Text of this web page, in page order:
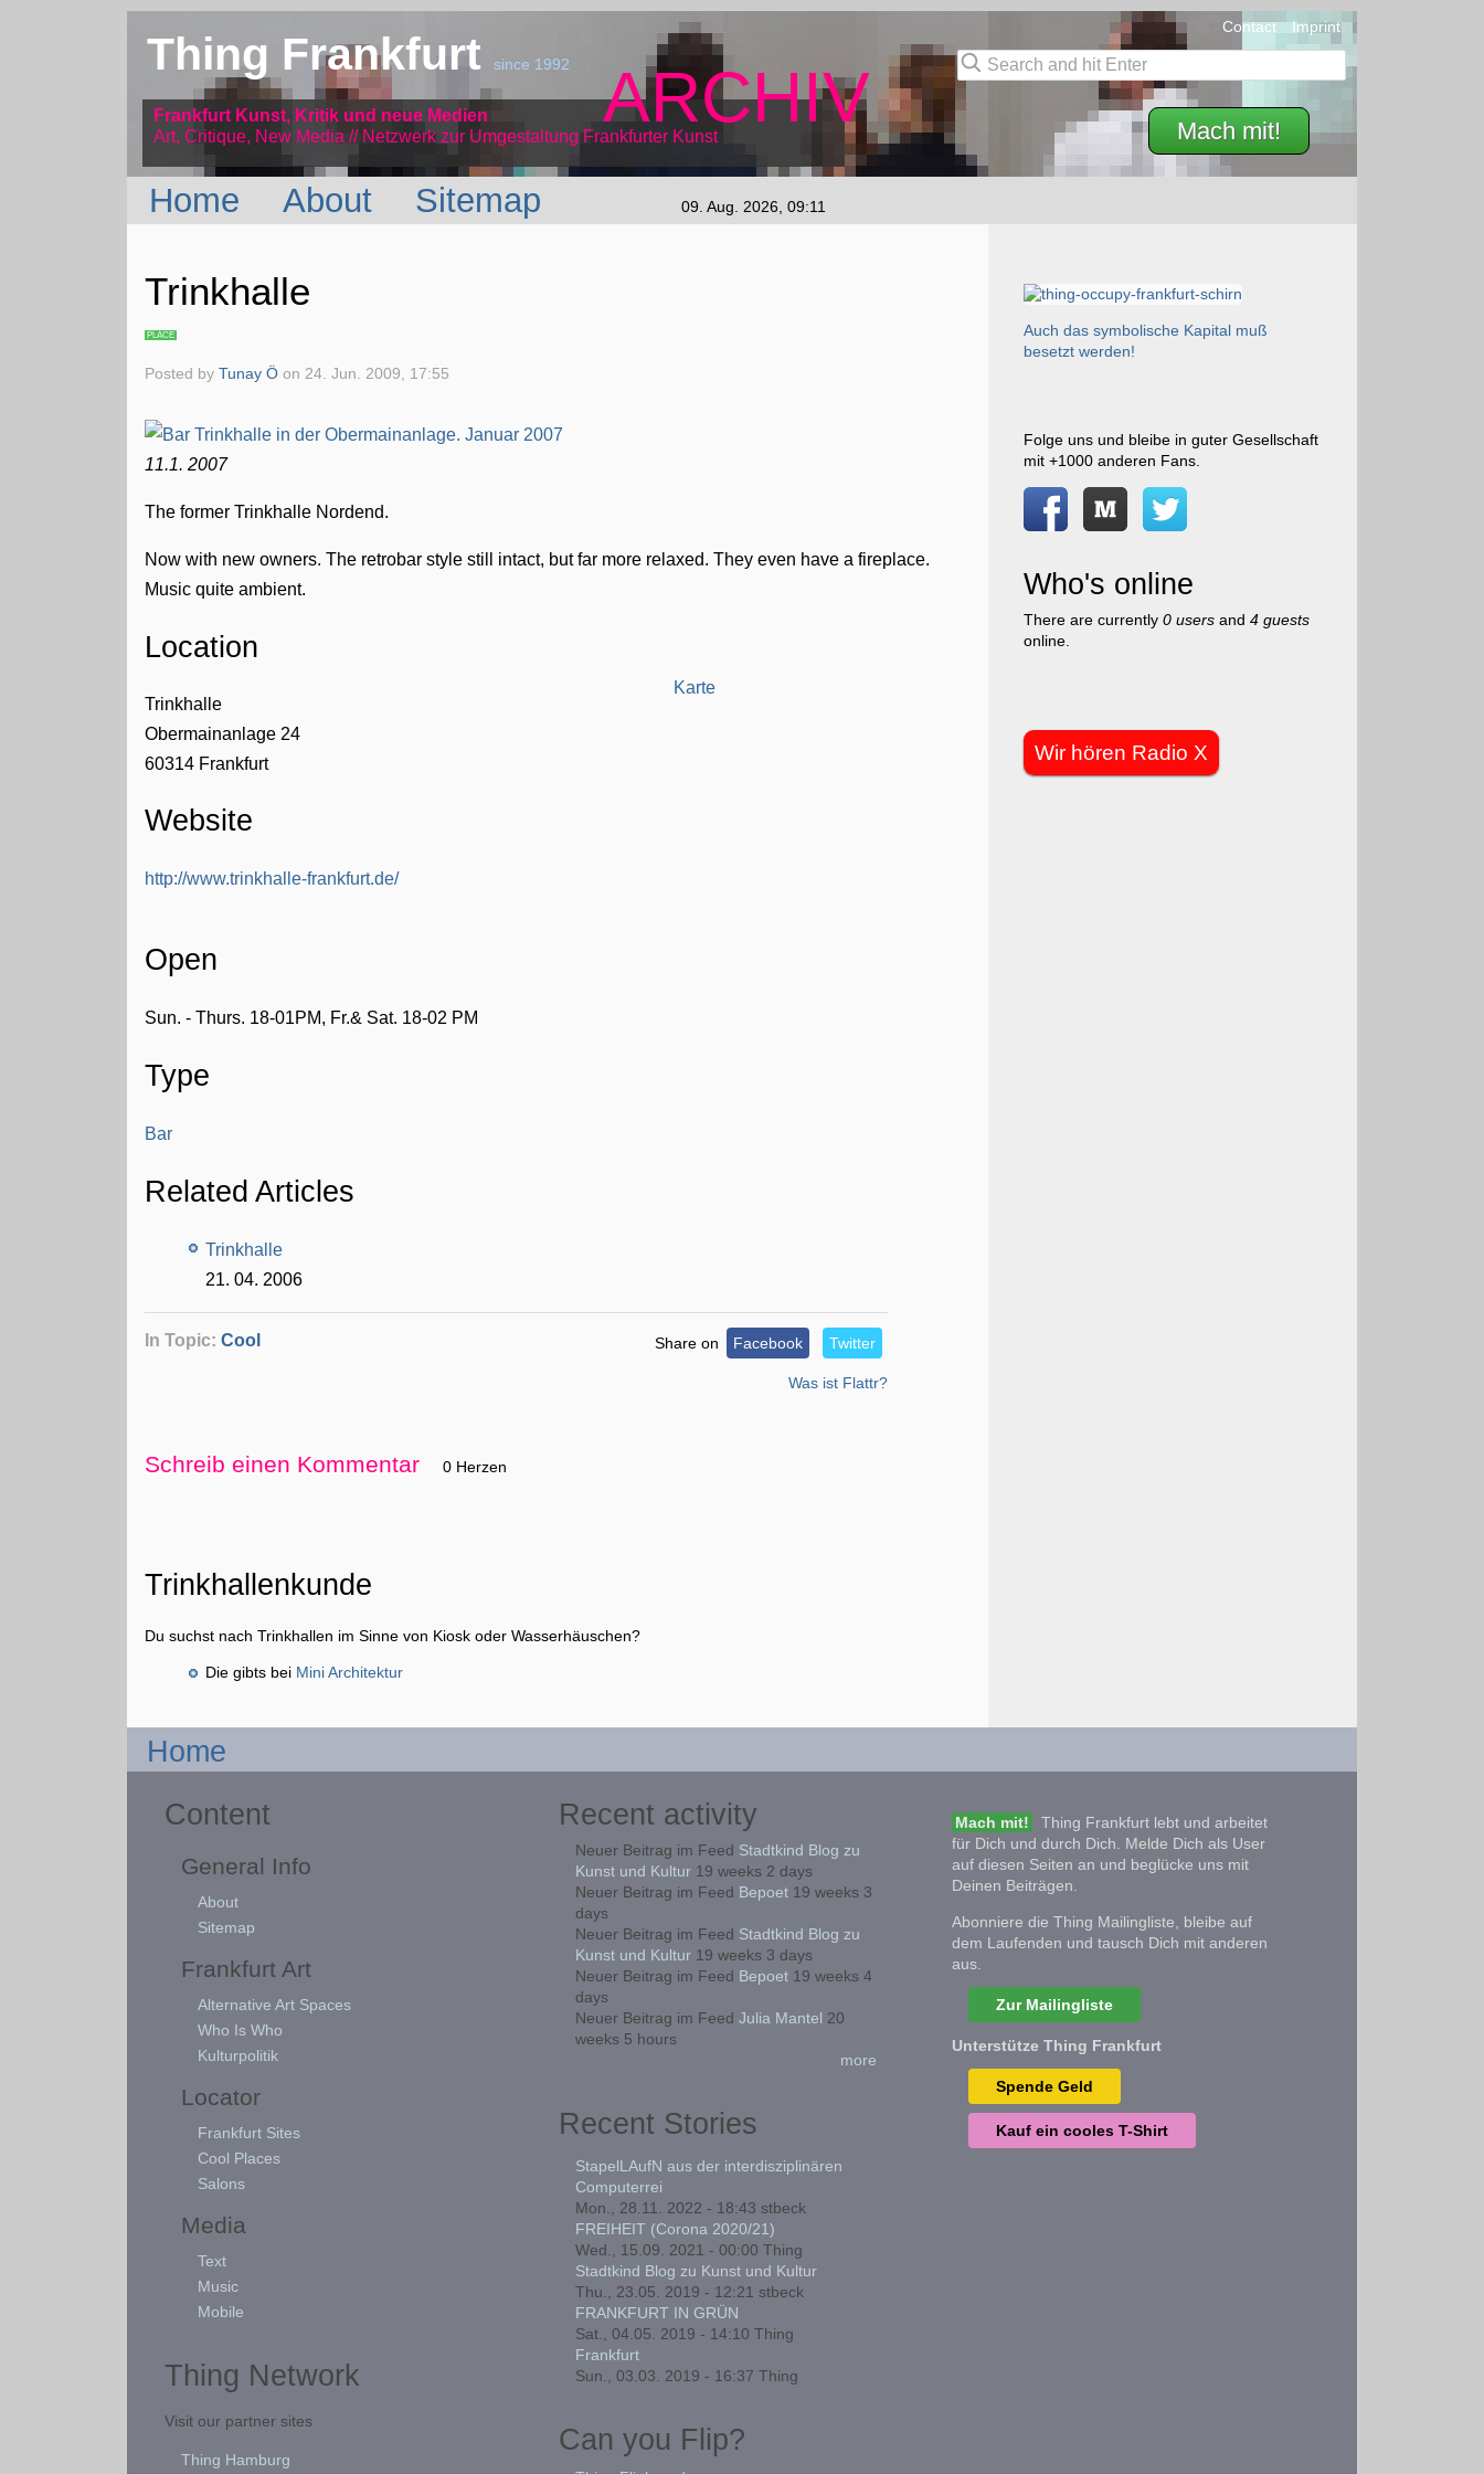
Thing Frankfurtsince 1992
Frankfurt Kunst, Kritik und neue Medien
Art, Critique, New Media // Netzwerk
ARCHIV
zur Umgestaltung Frankfurter Kunst Mach mit!
Contact Imprint
Home About Sitemap 09. Aug. 2026, 09:11
Trinkhalle
PLACE
Posted byTunay Ö on24. Jun. 2009, 17:55
11.1. 2007
The former Trinkhalle Nordend.
Now with new owners. The retrobar style still intact, but far more relaxed. They even have a fireplace.
Music quite ambient.
Location
Trinkhalle
Obermainanlage 24
60314 Frankfurt
Website
http://www.trinkhalle-frankfurt.de/
Karte
Open
Sun. - Thurs. 18-01PM, Fr.& Sat. 18-02 PM
Type
Bar
Related Articles
Trinkhalle
21. 04. 2006
In Topic:Cool Share on Facebook Twitter
Was ist Flattr?
Schreib einen Kommentar 0 Herzen
Trinkhallenkunde
Du suchst nach Trinkhallen im Sinne von Kiosk oder Wasserhäuschen?
Die gibts bei Mini Architektur
Auch das symbolische Kapital muß
besetzt werden!
Folge uns und bleibe in guter Gesellschaft
mit +1000 anderen Fans.
Who's online
There are currently 0 usersand 4 guests
online.
Wir hören Radio X
Home
Content
General Info
About
Sitemap
Frankfurt Art
Alternative Art Spaces
Who Is Who
Kulturpolitik
Locator
Frankfurt Sites
Cool Places
Salons
Media
Text
Music
Mobile
Thing Network
Visit our partner sites
Thing Hamburg
Recent activity
Neuer Beitrag im Feed Stadtkind Blog zu
Kunst und Kultur19 weeks 2 days
Neuer Beitrag im Feed Bepoet19 weeks 3
days
Neuer Beitrag im Feed Stadtkind Blog zu
Kunst und Kultur19 weeks 3 days
Neuer Beitrag im Feed Bepoet19 weeks 4
days
Neuer Beitrag im Feed Julia Mantel 20
weeks 5 hours
more
Recent Stories
StapelLAufN aus der interdisziplinären
Computerrei
Mon., 28.11. 2022 - 18:43 stbeck
FREIHEIT (Corona 2020/21)
Wed., 15.09. 2021 - 00:00 Thing
Stadtkind Blog zu Kunst und Kultur
Thu., 23.05. 2019 - 12:21 stbeck
FRANKFURT IN GRÜN
Sat., 04.05. 2019 - 14:10 Thing
Frankfurt
Sun., 03.03. 2019 - 16:37 Thing
Can you Flip?
Mach mit!
Thing Frankfurt lebt und arbeitet
für Dich und durch Dich. Melde Dich als User
auf diesen Seiten an und beglücke uns mit
Deinen Beiträgen.
Abonniere die Thing Mailingliste, bleibe auf
dem Laufenden und tausch Dich mit anderen
aus.
Zur Mailingliste
Unterstütze Thing Frankfurt
Spende Geld
Kauf ein cooles T-Shirt